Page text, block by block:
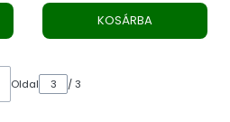
KOSÁRBA
Oldal / 3